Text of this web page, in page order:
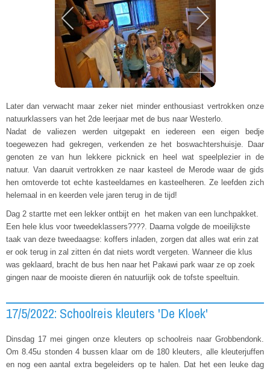
Later dan verwacht maar zeker niet minder enthousiast vertrokken onze
natuurklassers van het 2de leerjaar met de bus naar Westerlo.
Nadat de valiezen werden uitgepakten iedereen een eigen bedje
toegewezen had gekregen, verkenden ze het boswachtershuisje. Daar
genoten ze van hun lekkere picknick en heel wat speelplezier in de
natuur. Van daaruit vertrokken ze naar kasteel de Merode waar de gids
hen omtoverde tot echte kasteeldames en kasteelheren. Ze leefden zich
helemaal in en keerden vele jaren terug in de tijd!
Dag 2 startte met een lekker ontbijt en het maken van een lunchpakket.
Een hele klus voor tweedeklassers????. Daarna volgde de moeilijkste
taak van deze tweedaagse: koffers inladen, zorgen dat alles wat erin zat
er ook terug in zal zitten én dat niets wordt vergeten. Wanneer die klus
was geklaard, bracht de bus hen naar het Pakawi park waar ze op zoek
gingen naar de mooiste dieren én natuurlijk ook de tofste speeltuin.
17/5/2022: Schoolreis kleuters 'De Kloek'
Dinsdag 17 mei gingen onze kleuters op schoolreis naar Grobbendonk.
Om 8.45u stonden 4 bussen klaar om de 180 kleuters, alle kleuterjuffen
en nog een aantal extra begeleiders op te halen. Dat het een leuke dag